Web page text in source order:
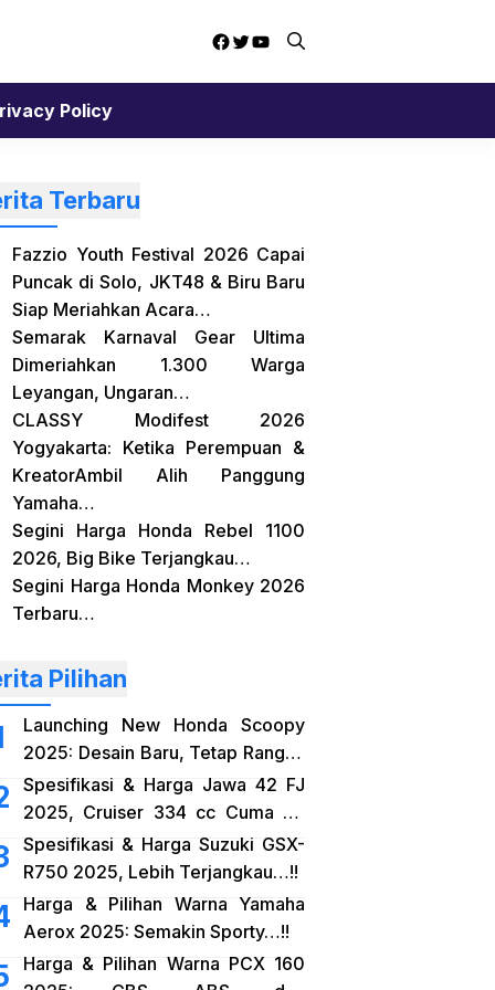
Facebook
Twitter
YouTube
Policy
Terbaru
Fazzio Youth Festival 2026 Capai
Puncak di Solo, JKT48 & Biru Baru
Siap Meriahkan Acara…
Semarak Karnaval Gear Ultima
Dimeriahkan 1.300 Warga
Leyangan, Ungaran…
CLASSY Modifest 2026
Yogyakarta: Ketika Perempuan &
KreatorAmbil Alih Panggung
Yamaha…
Segini Harga Honda Rebel 1100
2026, Big Bike Terjangkau…
Segini Harga Honda Monkey 2026
Terbaru…
Pilihan
Launching New Honda Scoopy
2025: Desain Baru, Tetap Rangka
eSAF…!!
Spesifikasi & Harga Jawa 42 FJ
2025, Cruiser 334 cc Cuma 38
Jutaan…!!
Spesifikasi & Harga Suzuki GSX-
R750 2025, Lebih Terjangkau…!!
Harga & Pilihan Warna Yamaha
Aerox 2025: Semakin Sporty…!!
Harga & Pilihan Warna PCX 160